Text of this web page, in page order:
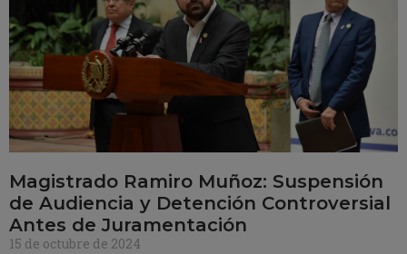
Magistrado Ramiro Muñoz: Suspensión
de Audiencia y Detención Controversial
Antes de Juramentación
15 de octubre de 2024